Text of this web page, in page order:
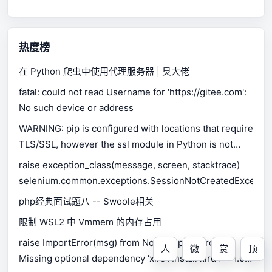
热度榜
在 Python 爬虫中使用代理服务器 | 臭大佬
fatal: could not read Username for 'https://gitee.com':
No such device or address
WARNING: pip is configured with locations that require
TLS/SSL, however the ssl module in Python is not
available.
raise exception_class(message, screen, stacktrace)
php经典面试题八 -- Swoole相关
限制 WSL2 中 Vmmem 的内存占用
raise ImportError(msg) from None ImportError:
Missing optional dependency 'xlrd'. Install xlrd >= 1.0.0
人 微 赏 顶